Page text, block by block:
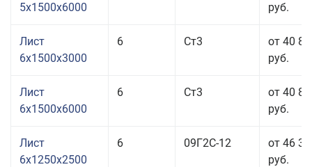
5x1500x6000
руб.
Лист
6x1500x3000
6 Ст3
от 40
руб.
Лист
6x1500x6000
6 Ст3
от 40
руб.
Лист
6x1250x2500
6 09Г2С-12
от 46
руб.